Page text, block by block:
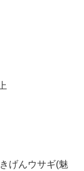
げんウサギ(魅